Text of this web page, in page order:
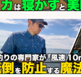
会社名 魚金 目黒魚金
バル・バー, 創作・ダ
店長・店長候補/名駅/
いた肉×魚の新感覚バ